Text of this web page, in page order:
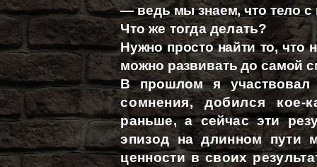
— ведь мы знаем, что тело с
Что же тогда делать?
Нужно просто найти то, что
можно развивать до самой
В прошлом я участвовал
сомнения, добился кое-
раньше, а сейчас эти
эпизод на длинном пути
ценности в своих